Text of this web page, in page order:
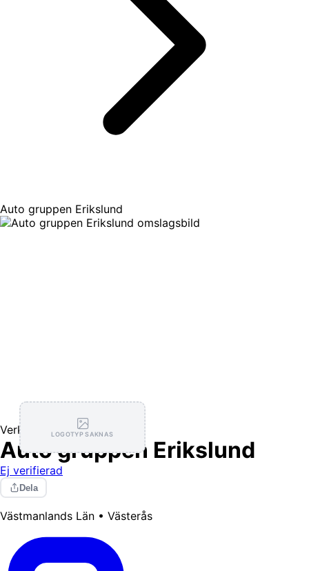
Auto gruppen Erikslund
LOGOTYP SAKNAS
Verkstäder
Auto gruppen Erikslund
Ej verifierad
Dela
Västmanlands Län • Västerås